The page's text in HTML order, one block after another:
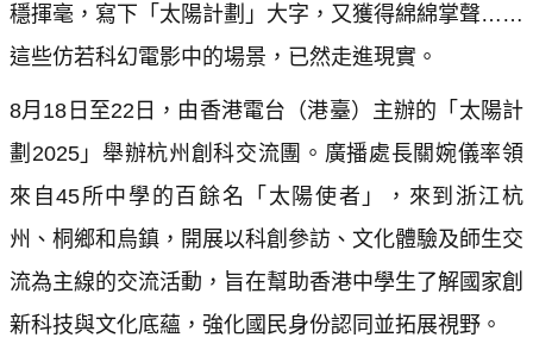
穩揮毫，寫下「太陽計劃」大字，又獲得綿綿掌聲……
這些仿若科幻電影中的場景，已然走進現實。
8月18日至22日，由香港電台（港臺）主辦的「太陽計
劃2025」舉辦杭州創科交流團。廣播處長關婉儀率領
來自45所中學的百餘名「太陽使者」，來到浙江杭
州、桐鄉和烏鎮，開展以科創參訪、文化體驗及師生交
流為主線的交流活動，旨在幫助香港中學生了解國家創
新科技與文化底蘊，強化國民身份認同並拓展視野。